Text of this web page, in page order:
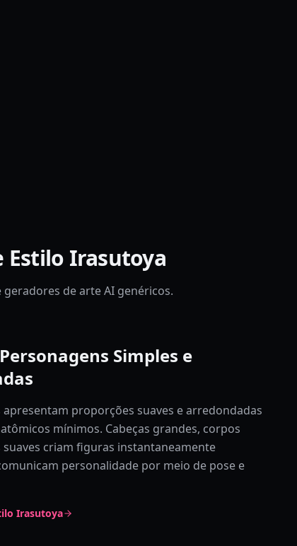
Estilo Irasutoya
de arte AI genéricos.
Simples e
apresentam proporções suaves e arredondadas
mínimos. Cabeças grandes, corpos
suaves criam figuras instantaneamente
personalidade por meio de pose e
Irasutoya